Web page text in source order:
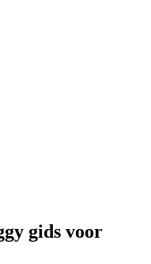
gids voor